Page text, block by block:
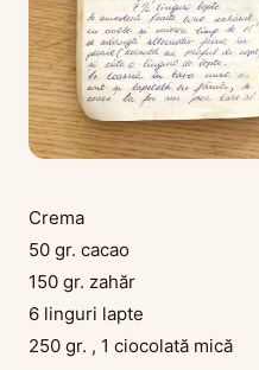
Crema
50 gr. cacao
150 gr. zahăr
6 linguri lapte
250 gr. , 1 ciocolată mică